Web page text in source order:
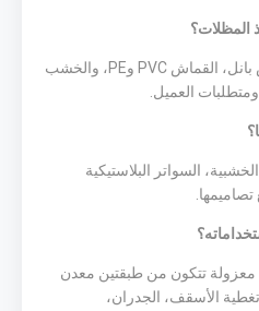
يتم استخدام الحديد، الساندوتش بانل، القماش PVC وPE، والخشب
العميل.
السواتر البلاستيكية
معزولة تتكون من طبقتين معدن
الأسقف، الجدران،